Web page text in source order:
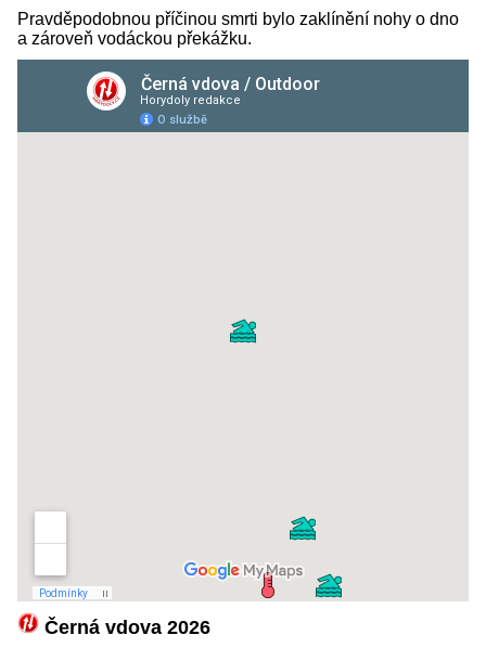
Pravděpodobnou příčinou smrti bylo zaklínění nohy o dno
a zároveň vodáckou překážku.
Černá vdova 2026